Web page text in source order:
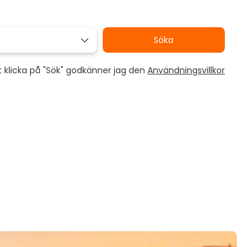
Söka
på "Sök" godkänner jag den Användningsvillkor